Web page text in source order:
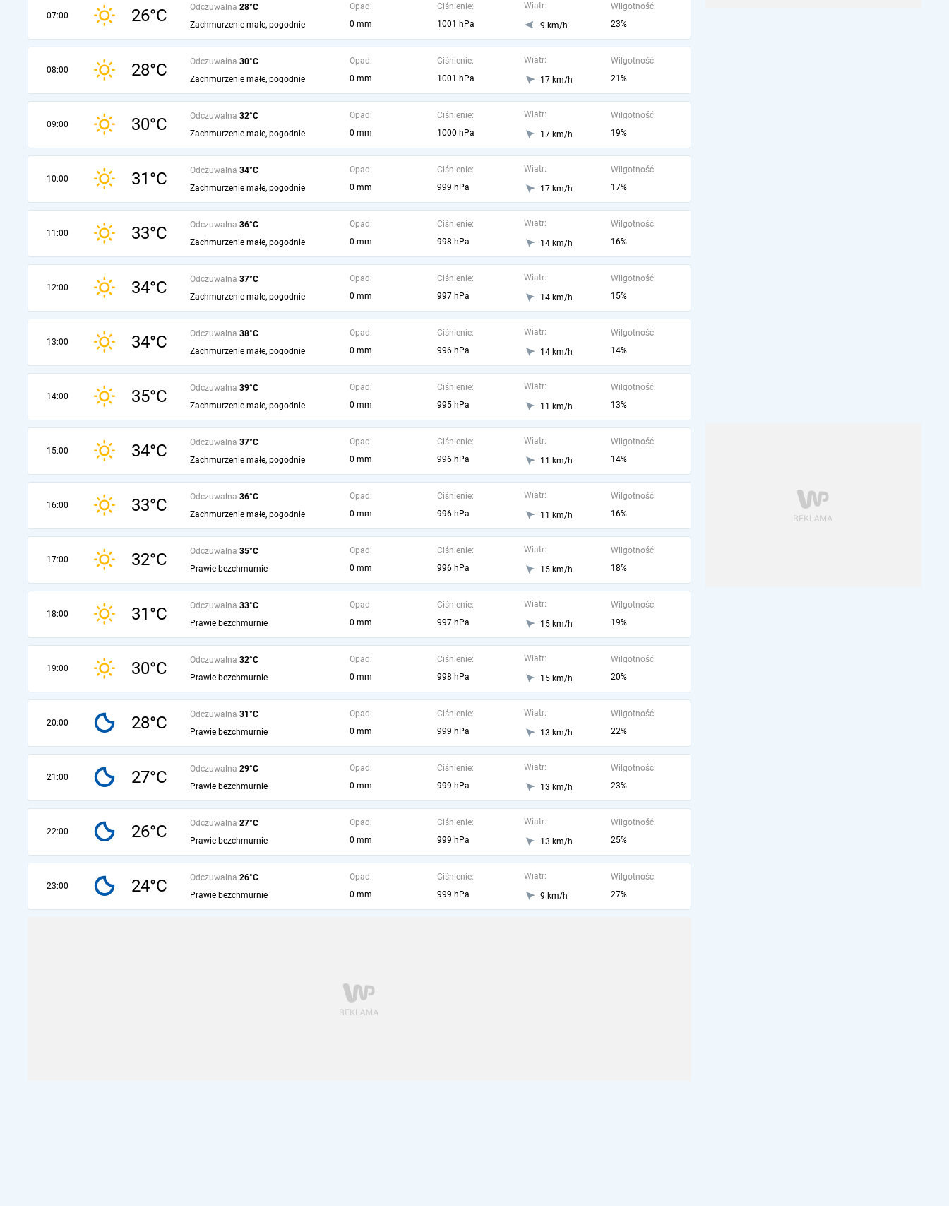
07:00 26°C Odczuwalna 28°C
Zachmurzenie małe, pogodnie
Opad:
0 mm
Ciśnienie:
1001 hPa
Wiatr:
9 km/h
Wilgotność:
23%
08:00 28°C Odczuwalna 30°C
Zachmurzenie małe, pogodnie
Opad:
0 mm
Ciśnienie:
1001 hPa
Wiatr:
17 km/h
Wilgotność:
21%
09:00 30°C Odczuwalna 32°C
Zachmurzenie małe, pogodnie
Opad:
0 mm
Ciśnienie:
1000 hPa
Wiatr:
17 km/h
Wilgotność:
19%
10:00 31°C Odczuwalna 34°C
Zachmurzenie małe, pogodnie
Opad:
0 mm
Ciśnienie:
999 hPa
Wiatr:
17 km/h
Wilgotność:
17%
11:00 33°C Odczuwalna 36°C
Zachmurzenie małe, pogodnie
Opad:
0 mm
Ciśnienie:
998 hPa
Wiatr:
14 km/h
Wilgotność:
16%
12:00 34°C Odczuwalna 37°C
Zachmurzenie małe, pogodnie
Opad:
0 mm
Ciśnienie:
997 hPa
Wiatr:
14 km/h
Wilgotność:
15%
13:00 34°C Odczuwalna 38°C
Zachmurzenie małe, pogodnie
Opad:
0 mm
Ciśnienie:
996 hPa
Wiatr:
14 km/h
Wilgotność:
14%
14:00 35°C Odczuwalna 39°C
Zachmurzenie małe, pogodnie
Opad:
0 mm
Ciśnienie:
995 hPa
Wiatr:
11 km/h
Wilgotność:
13%
15:00 34°C Odczuwalna 37°C
Zachmurzenie małe, pogodnie
Opad:
0 mm
Ciśnienie:
996 hPa
Wiatr:
11 km/h
Wilgotność:
14%
16:00 33°C Odczuwalna 36°C
Zachmurzenie małe, pogodnie
Opad:
0 mm
Ciśnienie:
996 hPa
Wiatr:
11 km/h
Wilgotność:
16%
17:00 32°C Odczuwalna 35°C
Prawie bezchmurnie
Opad:
0 mm
Ciśnienie:
996 hPa
Wiatr:
15 km/h
Wilgotność:
18%
18:00 31°C Odczuwalna 33°C
Prawie bezchmurnie
Opad:
0 mm
Ciśnienie:
997 hPa
Wiatr:
15 km/h
Wilgotność:
19%
19:00 30°C Odczuwalna 32°C
Prawie bezchmurnie
Opad:
0 mm
Ciśnienie:
998 hPa
Wiatr:
15 km/h
Wilgotność:
20%
20:00 28°C Odczuwalna 31°C
Prawie bezchmurnie
Opad:
0 mm
Ciśnienie:
999 hPa
Wiatr:
13 km/h
Wilgotność:
22%
21:00 27°C Odczuwalna 29°C
Prawie bezchmurnie
Opad:
0 mm
Ciśnienie:
999 hPa
Wiatr:
13 km/h
Wilgotność:
23%
22:00 26°C Odczuwalna 27°C
Prawie bezchmurnie
Opad:
0 mm
Ciśnienie:
999 hPa
Wiatr:
13 km/h
Wilgotność:
25%
23:00 24°C Odczuwalna 26°C
Prawie bezchmurnie
Opad:
0 mm
Ciśnienie:
999 hPa
Wiatr:
9 km/h
Wilgotność:
27%